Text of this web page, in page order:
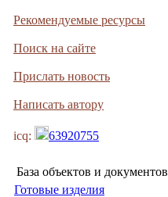
Рекомендуемые ресурсы
Поиск на сайте
Прислать новость
Написать автору
icq: 63920755
База объектов и документов
Готовые изделия